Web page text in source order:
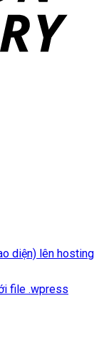
diện) lên hosting
file .wpress